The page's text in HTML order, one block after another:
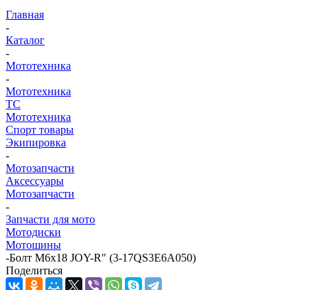
Главная
-
Каталог
-
Мототехника
-
Мототехника
ТС
Мототехника
Спорт товары
Экипировка
-
Мотозапчасти
Аксессуары
Мотозапчасти
-
Запчасти для мото
Мотодиски
Мотошины
-Болт М6х18 JOY-R" (3-17QS3E6A050)
Поделиться